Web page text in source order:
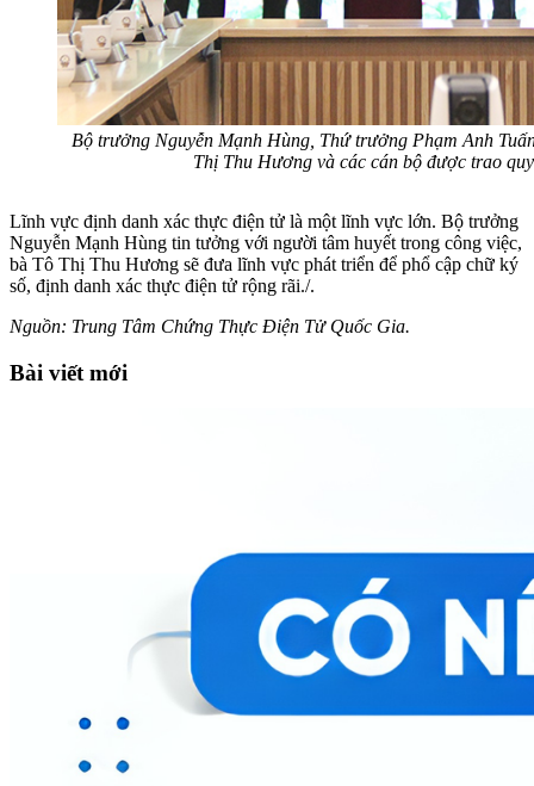
Bộ trưởng Nguyễn Mạnh Hùng, Thứ trưởng Phạm Anh
Thị Thu Hương và các cán bộ được trao
Lĩnh vực định danh xác thực điện tử là một lĩnh vực lớn. Bộ trưởng
Nguyễn Mạnh Hùng tin tưởng với người tâm huyết trong công việc,
bà Tô Thị Thu Hương sẽ đưa lĩnh vực phát triển để phổ cập chữ ký
số, định danh xác thực điện tử rộng rãi./.
Nguồn: Trung Tâm Chứng Thực Điện Tử Quốc Gia.
Bài viết mới